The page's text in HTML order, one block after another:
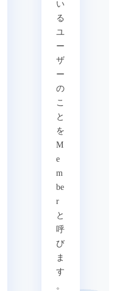
い
る
ユ
ー
ザ
ー
の
こ
と
を
M
e
m
be
r
と
呼
び
ま
す
。